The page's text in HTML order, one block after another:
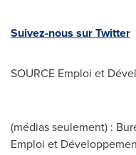
Suivez-nous sur Twitter
SOURCE Emploi et
(médias seulement) :
Emploi et